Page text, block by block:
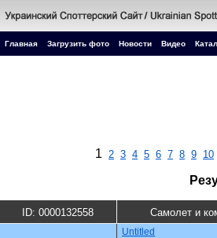
Главная Загрузить фото Новости Видео
1 2 3 4 5 6 7 8 9 10
ID: 0000132558 Самолет и
Untitled